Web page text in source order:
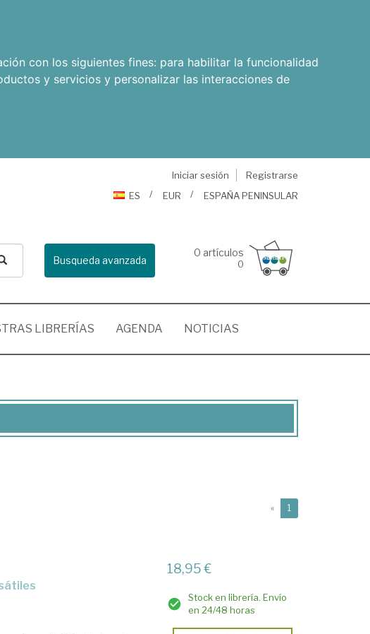
con los siguientes fines: para habilitar la funcionalidad
y servicios y personalizar las interacciones de
Iniciar sesión
Registrarse
ES
EUR ESPAÑA PENINSULAR
Busqueda avanzada
0 artículos
0
LIBRERÍAS AGENDA NOTICIAS
« 1
18,95 €
Stock en librería. Envío
en 24/48 horas